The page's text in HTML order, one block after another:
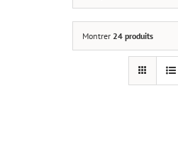
Montrer 24 produits